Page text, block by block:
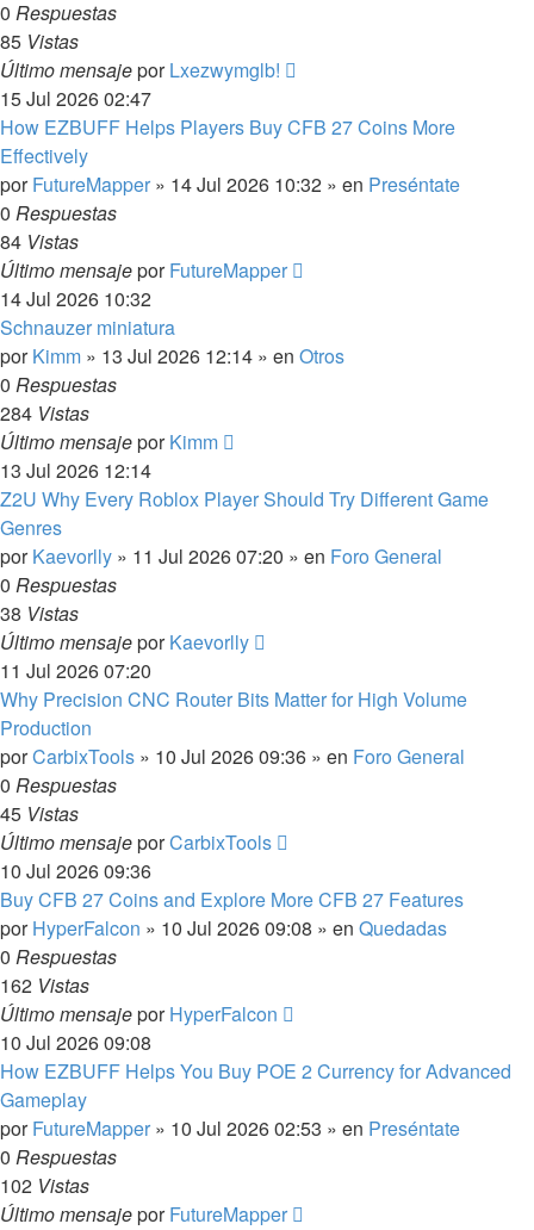
0 Respuestas
85 Vistas
Último mensajeporLxezwymglb!
15 Jul 2026 02:47
How EZBUFF Helps Players Buy CFB 27 Coins More
Effectively
porFutureMapper » 14 Jul 2026 10:32 » en Preséntate
0 Respuestas
84 Vistas
Último mensajeporFutureMapper
14 Jul 2026 10:32
Schnauzer miniatura
porKimm » 13 Jul 2026 12:14 » en Otros
0 Respuestas
284 Vistas
Último mensajeporKimm
13 Jul 2026 12:14
Z2U Why Every Roblox Player Should Try Different Game
Genres
porKaevorlly » 11 Jul 2026 07:20 » en Foro General
0 Respuestas
38 Vistas
Último mensajeporKaevorlly
11 Jul 2026 07:20
Why Precision CNC Router Bits Matter for High Volume
Production
porCarbixTools » 10 Jul 2026 09:36 » en Foro General
0 Respuestas
45 Vistas
Último mensajeporCarbixTools
10 Jul 2026 09:36
Buy CFB 27 Coins and Explore More CFB 27 Features
porHyperFalcon » 10 Jul 2026 09:08 » en Quedadas
0 Respuestas
162 Vistas
Último mensajeporHyperFalcon
10 Jul 2026 09:08
How EZBUFF Helps You Buy POE 2 Currency for Advanced
Gameplay
porFutureMapper » 10 Jul 2026 02:53 » en Preséntate
0 Respuestas
102 Vistas
Último mensajeporFutureMapper